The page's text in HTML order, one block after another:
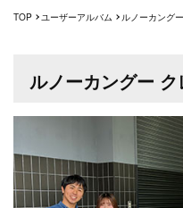
TOP ユーザーアルバム ルノーカング
ルノーカングー